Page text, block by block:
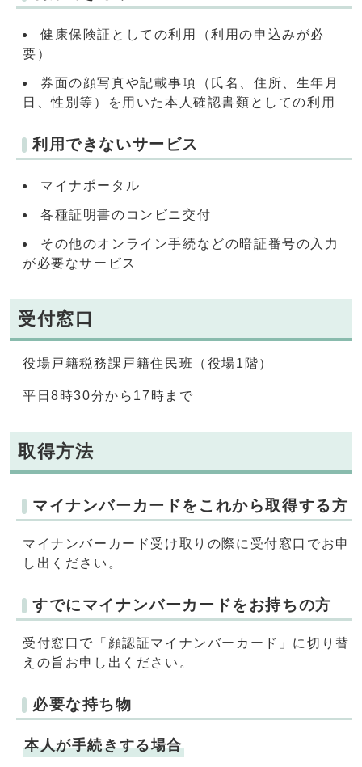
健康保険証としての利用（利用の申込みが必
要）
券面の顔写真や記載事項（氏名、住所、生年月
日、性別等）を用いた本人確認書類としての利用
利用できないサービス
マイナポータル
各種証明書のコンビニ交付
その他のオンライン手続などの暗証番号の入力
が必要なサービス
受付窓口
役場戸籍税務課戸籍住民班（役場1階）
平日8時30分から17時まで
取得方法
マイナンバーカードをこれから取得する方
マイナンバーカード受け取りの際に受付窓口でお申
し出ください。
すでにマイナンバーカードをお持ちの方
受付窓口で「顔認証マイナンバーカード」に切り替
えの旨お申し出ください。
必要な持ち物
本人が手続きする場合